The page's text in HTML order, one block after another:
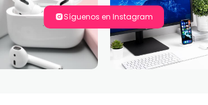
Síguenos en Instagram